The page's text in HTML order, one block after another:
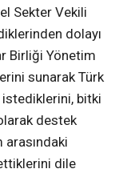
Sekter Vekili
dolayı
Birliği Yönetim
sunarak Türk
bitki
destek
arasındaki
dile